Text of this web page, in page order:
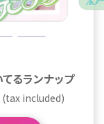
るランナップ
(tax included)
Fancy Chu-n
(tax included)
るランナップ
included)
Fancy Chu-n
included)
ランナップ（※
included)
Chu-n（※
included)